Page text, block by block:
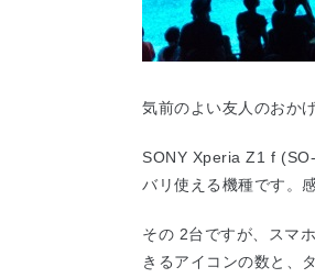
気前のよい友人のおか
SONY Xperia Z1 f
バリ使える機種です。
その 2台ですが、スマ
きるアイコンの数と、